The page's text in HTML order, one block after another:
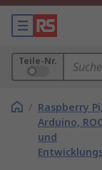
Teile-Nr.
/ Raspberry Pi,
Arduino,
und